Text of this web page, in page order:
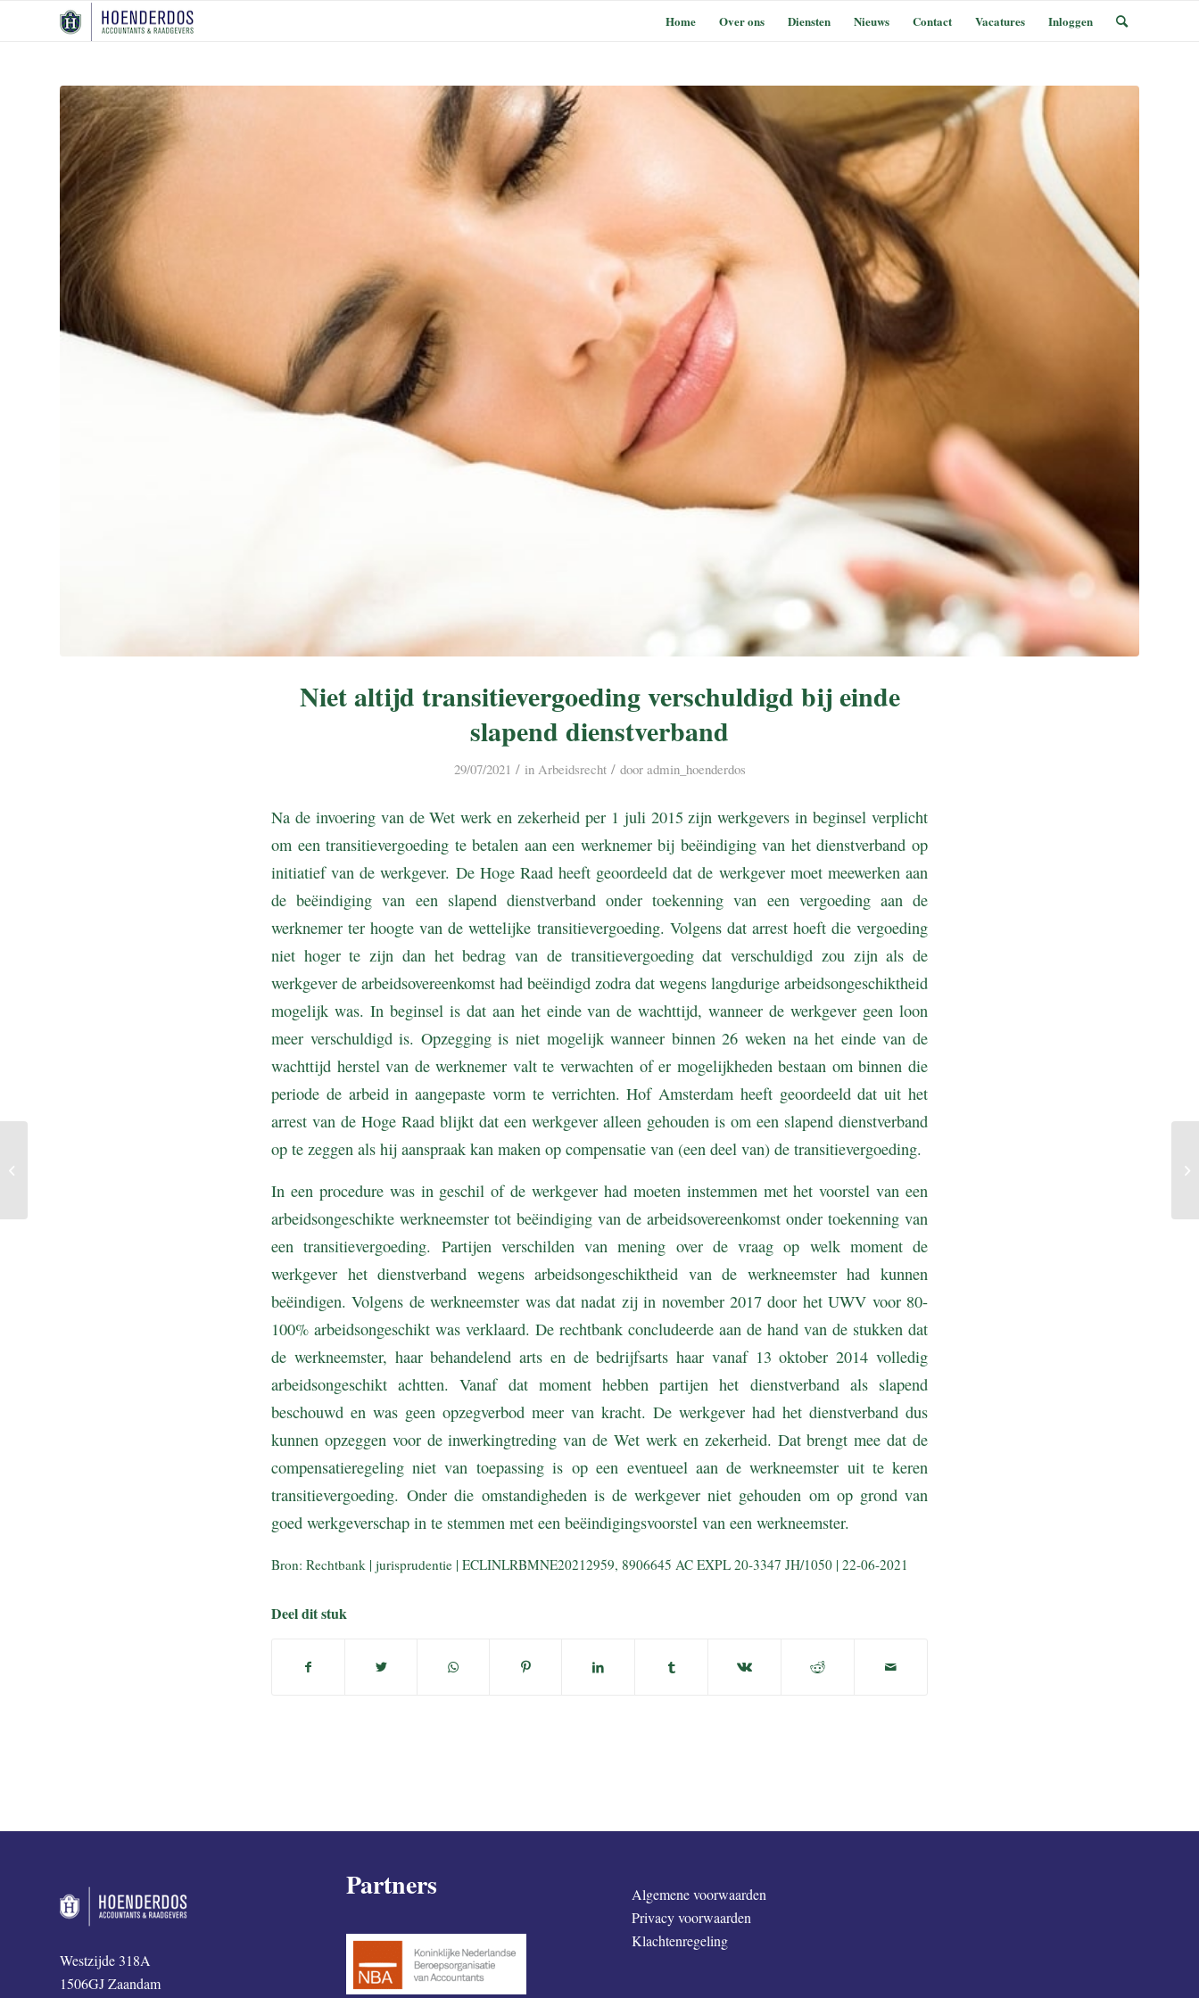
Home Over ons Diensten Nieuws Contact Vacatures Inloggen
Niet altijd transitievergoeding verschuldigd bij einde
slapend dienstverband
29/07/2021 / in Arbeidsrecht / door admin_hoenderdos
Na de invoering van de Wet werk en zekerheid per 1 juli 2015 zijn werkgevers in beginsel verplicht
om een transitievergoeding te betalen aan een werknemer bij beëindiging van het dienstverband op
initiatief van de werkgever. De Hoge Raad heeft geoordeeld dat de werkgever moet meewerken aan
de beëindiging van een slapend dienstverband onder toekenning van een vergoeding aan de
werknemer ter hoogte van de wettelijke transitievergoeding. Volgens dat arrest hoeft die vergoeding
niet hoger te zijn dan het bedrag van de transitievergoeding dat verschuldigd zou zijn als de
werkgever de arbeidsovereenkomst had beëindigd zodra dat wegens langdurige arbeidsongeschiktheid
mogelijk was. In beginsel is dat aan het einde van de wachttijd, wanneer de werkgever geen loon
meer verschuldigd is. Opzegging is niet mogelijk wanneer binnen 26 weken na het einde van de
wachttijd herstel van de werknemer valt te verwachten of er mogelijkheden bestaan om binnen die
periode de arbeid in aangepaste vorm te verrichten. Hof Amsterdam heeft geoordeeld dat uit het
arrest van de Hoge Raad blijkt dat een werkgever alleen gehouden is om een slapend dienstverband
op te zeggen als hij aanspraak kan maken op compensatie van (een deel van) de transitievergoeding.
In een procedure was in geschil of de werkgever had moeten instemmen met het voorstel van een
arbeidsongeschikte werkneemster tot beëindiging van de arbeidsovereenkomst onder toekenning van
een transitievergoeding. Partijen verschilden van mening over de vraag op welk moment de
werkgever het dienstverband wegens arbeidsongeschiktheid van de werkneemster had kunnen
beëindigen. Volgens de werkneemster was dat nadat zij in november 2017 door het UWV voor 80-
100% arbeidsongeschikt was verklaard. De rechtbank concludeerde aan de hand van de stukken dat
de werkneemster, haar behandelend arts en de bedrijfsarts haar vanaf 13 oktober 2014 volledig
arbeidsongeschikt achtten. Vanaf dat moment hebben partijen het dienstverband als slapend
beschouwd en was geen opzegverbod meer van kracht. De werkgever had het dienstverband dus
kunnen opzeggen voor de inwerkingtreding van de Wet werk en zekerheid. Dat brengt mee dat de
compensatieregeling niet van toepassing is op een eventueel aan de werkneemster uit te keren
transitievergoeding. Onder die omstandigheden is de werkgever niet gehouden om op grond van
goed werkgeverschap in te stemmen met een beëindigingsvoorstel van een werkneemster.
Bron: Rechtbank | jurisprudentie | ECLINLRBMNE20212959, 8906645 AC EXPL 20-3347 JH/1050 | 22-06-2021
Deel dit stuk
Westzijde 318A
1506GJ Zaandam
Partners
Algemene voorwaarden
Privacy voorwaarden
Klachtenregeling